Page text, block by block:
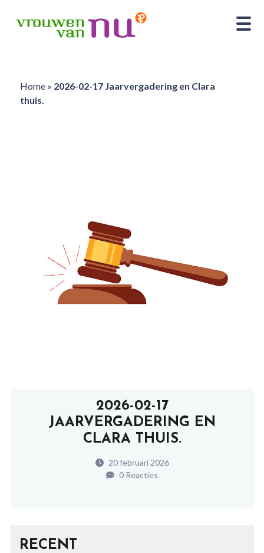
Home» 2026-02-17 Jaarvergadering en Clara
thuis.
2026-02-17
JAARVERGADERING EN
CLARA THUIS.
20 februari 2026
0 Reacties
RECENT